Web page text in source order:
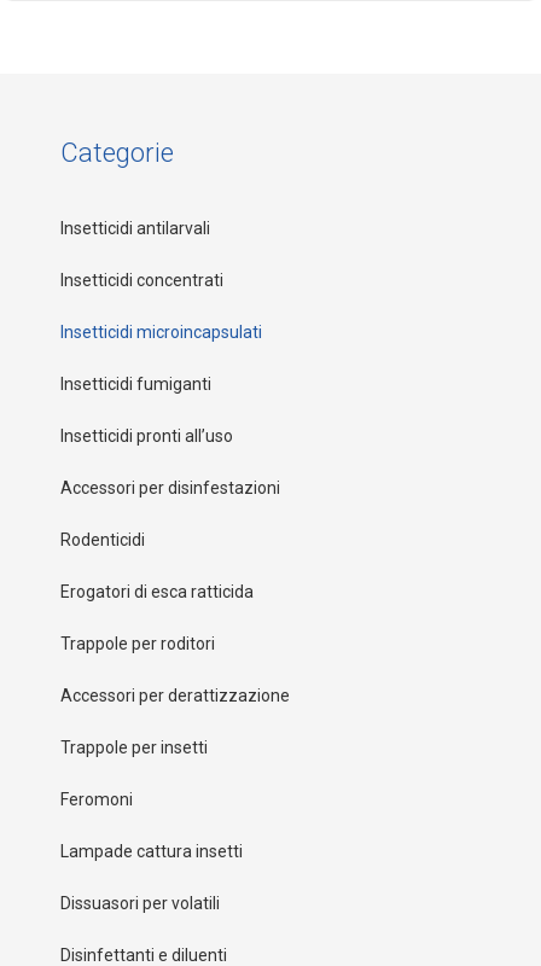
Categorie
Insetticidi antilarvali
Insetticidi concentrati
Insetticidi microincapsulati
Insetticidi fumiganti
Insetticidi pronti all’uso
Accessori per disinfestazioni
Rodenticidi
Erogatori di esca ratticida
Trappole per roditori
Accessori per derattizzazione
Trappole per insetti
Feromoni
Lampade cattura insetti
Dissuasori per volatili
Disinfettanti e diluenti